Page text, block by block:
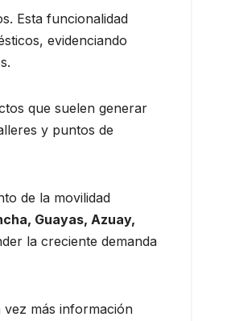
Esta funcionalidad
evidenciando
que suelen generar
y puntos de
de la movilidad
Guayas, Azuay,
la creciente demanda
más información